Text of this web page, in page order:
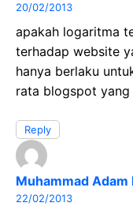
20/02/2013
apakah logaritma
terhadap website
hanya berlaku
rata blogspot
Reply
Muhammad Adam
22/02/2013